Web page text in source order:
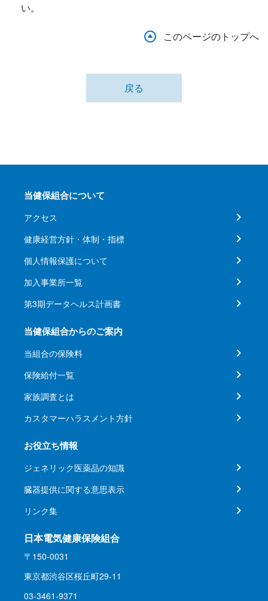
い。
このページのトップへ
戻る
当健保組合について
アクセス
健康経営方針・体制・指標
個人情報保護について
加入事業所一覧
第3期データヘルス計画書
当健保組合からのご案内
当組合の保険料
保険給付一覧
家族調査とは
カスタマーハラスメント方針
お役立ち情報
ジェネリック医薬品の知識
臓器提供に関する意思表示
リンク集
日本電気健康保険組合
〒150-0031
東京都渋谷区桜丘町29-11
03-3461-9371